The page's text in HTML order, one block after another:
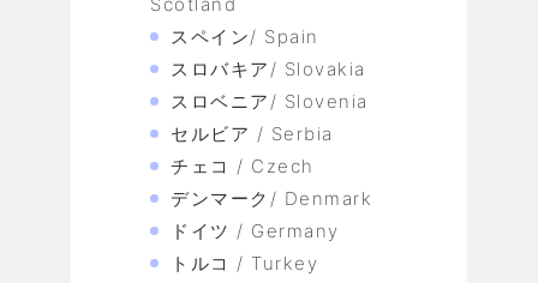
スペイン/ Spain
スロバキア/ Slovakia
スロベニア/ Slovenia
セルビア / Serbia
チェコ / Czech
デンマーク/ Denmark
ドイツ / Germany
トルコ / Turkey